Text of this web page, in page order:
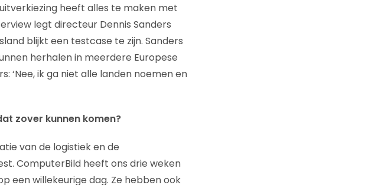
heeft alles te maken met
legt directeur Dennis Sanders
blijkt een testcase te zijn. Sanders
herhalen in meerdere Europese
‘Nee, ik ga niet alle landen noemen en
zover kunnen komen?
van de logistiek en de
ComputerBild heeft ons drie weken
een willekeurige dag. Ze hebben ook